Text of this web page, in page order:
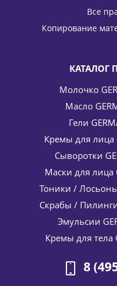
Все
Копирование
КАТАЛОГ
Молочко
Масло
Гели
Кремы для лица
Сыворотки
Маски для лица
Тоники / Лосьоны
Скрабы / Пилинги
Эмульсии
Кремы для тела
8